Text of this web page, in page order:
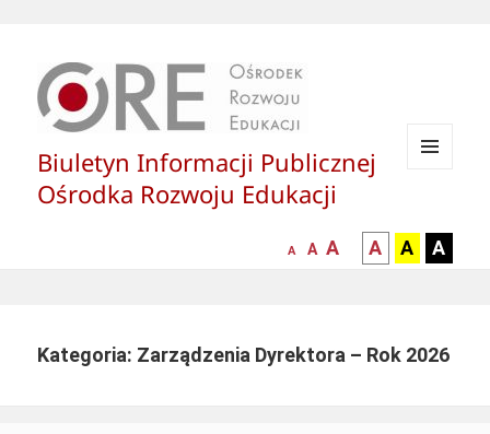
Biuletyn Informacji Publicznej
Ośrodka Rozwoju Edukacji
mniejsza
A
normalna
A
większa-
czcionka
A
kontrast
czarny
tle
A
kontrast
czarny
tle
A
żółty
tle
A
Kategoria: Zarządzenia Dyrektora – Rok 2026